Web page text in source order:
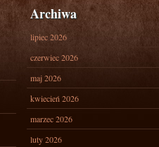
Archiwa
lipiec 2026
czerwiec 2026
maj 2026
kwiecień 2026
marzec 2026
luty 2026